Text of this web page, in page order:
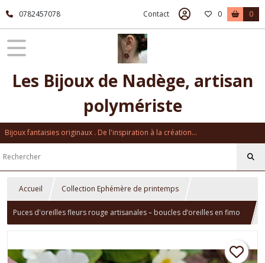
0782457078 Contact 0 0
Les Bijoux de Nadège, artisan
polymériste
Bijoux fantaisies originaux . De l'inspiration à la création...
Accueil Collection Ephémère de printemps
Puces d'oreilles fleurs rouge artisanales – boucles d’oreilles en fimo